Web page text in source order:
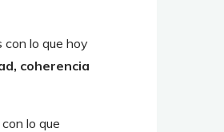
con lo que hoy
coherencia
lo que